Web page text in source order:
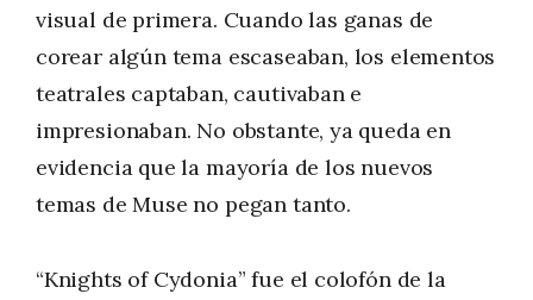
visual de primera. Cuando las ganas de
corear algún tema escaseaban, los elementos
teatrales captaban, cautivaban e
impresionaban. No obstante, ya queda en
evidencia que la mayoría de los nuevos
temas de Muse no pegan tanto.
“Knights of Cydonia” fue el colofón de la